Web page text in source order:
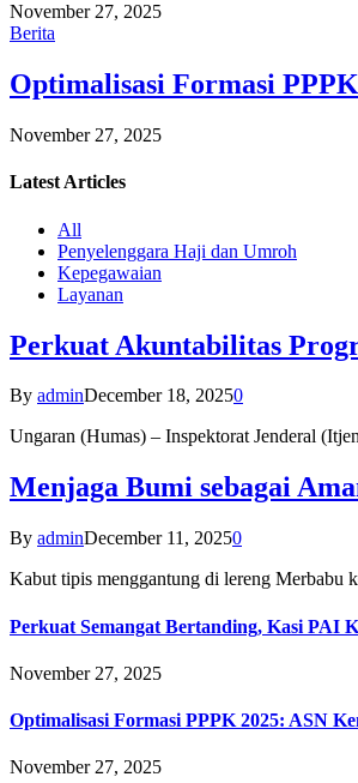
November 27, 2025
Berita
Optimalisasi Formasi
November 27, 2025
Latest Articles
All
Penyelenggara Haji dan Umroh
Kepegawaian
Layanan
Perkuat Akuntabilitas
By adminDecember 18, 20250
Ungaran (Humas) – Inspektorat Jenderal
Menjaga Bumi sebagai
By adminDecember 11, 20250
Kabut tipis menggantung di lereng Merbabu
Perkuat Semangat Bertanding, Kasi PAI
November 27, 2025
Optimalisasi Formasi PPPK 2025: ASN
November 27, 2025